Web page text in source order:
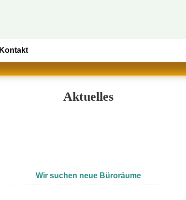
Kontakt
Aktuelles
Wir suchen neue Büroräume